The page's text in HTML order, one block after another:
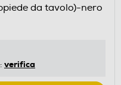
da tavolo)-nero
verifica